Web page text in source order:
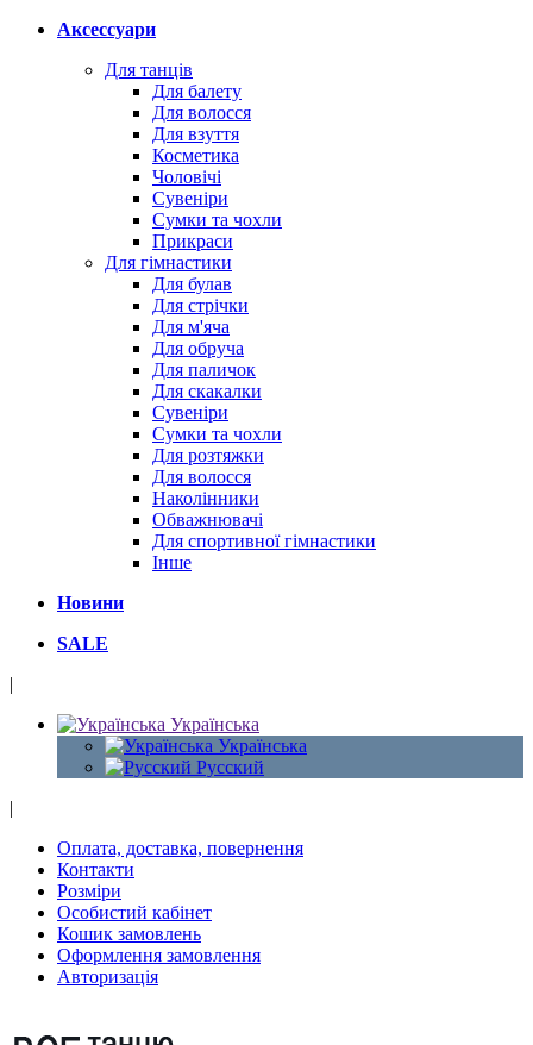
Аксессуари
Для танців
Для балету
Для волосся
Для взуття
Косметика
Чоловічі
Сувеніри
Сумки та чохли
Прикраси
Для гімнастики
Для булав
Для стрічки
Для м'яча
Для обруча
Для паличок
Для скакалки
Сувеніри
Сумки та чохли
Для розтяжки
Для волосся
Наколінники
Обважнювачі
Для спортивної гімнастики
Інше
Новини
SALE
|
Українська
Українська
Русский
|
Оплата, доставка, повернення
Контакти
Розміри
Особистий кабінет
Кошик замовлень
Оформлення замовлення
Авторизація